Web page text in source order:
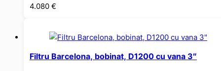
4.080 €
Filtru Barcelona, bobinat, D1200 cu vana 3″